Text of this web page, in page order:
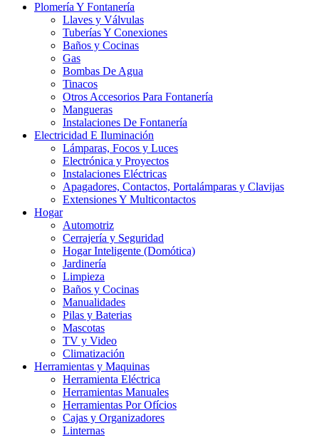
Plomería Y Fontanería
Llaves y Válvulas
Tuberías Y Conexiones
Baños y Cocinas
Gas
Bombas De Agua
Tinacos
Otros Accesorios Para Fontanería
Mangueras
Instalaciones De Fontanería
Electricidad E Iluminación
Lámparas, Focos y Luces
Electrónica y Proyectos
Instalaciones Eléctricas
Apagadores, Contactos, Portalámparas y Clavijas
Extensiones Y Multicontactos
Hogar
Automotriz
Cerrajería y Seguridad
Hogar Inteligente (Domótica)
Jardinería
Limpieza
Baños y Cocinas
Manualidades
Pilas y Baterias
Mascotas
TV y Video
Climatización
Herramientas y Maquinas
Herramienta Eléctrica
Herramientas Manuales
Herramientas Por Ofícios
Cajas y Organizadores
Linternas